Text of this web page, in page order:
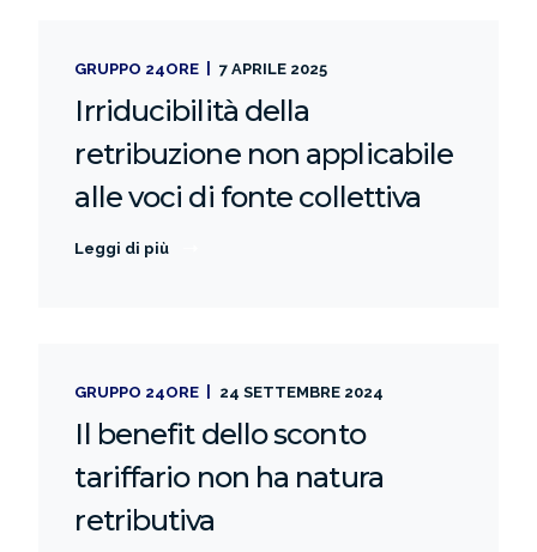
GRUPPO 24ORE 7 APRILE 2025
Irriducibilità della
retribuzione non applicabile
alle voci di fonte collettiva
Leggi di più
GRUPPO 24ORE 24 SETTEMBRE 2024
Il benefit dello sconto
tariffario non ha natura
retributiva